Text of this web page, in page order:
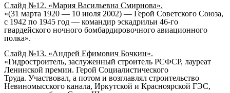
Слайд №12. «Мария Васильевна Смирнова».
«(31 марта 1920 — 10 июля 2002) — Герой Советского Союза,
с 1942 по 1945 год — командир эскадрильи 46-го
гвардейского ночного бомбардировочного авиационного
полка».
Слайд №13. «Андрей Ефимович Бочкин».
«Гидростроитель, заслуженный строитель РСФСР, лауреат
Ленинской премии. Герой Социалистического
Труда. Участвовал, а потом и возглавлял строительство
Невиномысского канала, Иркутской и Красноярской ГЭС,